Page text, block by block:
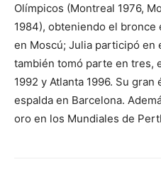
Olímpicos (Montreal 1976,
1984), obteniendo el bronce
en Moscú; Julia participó en
también tomó parte en tres,
1992 y Atlanta 1996. Su gran
espalda en Barcelona.
oro en los Mundiales de